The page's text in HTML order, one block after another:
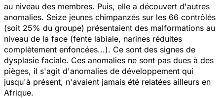
au niveau des membres. Puis, elle a découvert d'autres
anomalies. Seize jeunes chimpanzés sur les 66 contrôlés
(soit 25% du groupe) présentaient des malformations au
niveau de la face (fente labiale, narines réduites
complètement enfoncées...). Ce sont des signes de
dysplasie faciale. Ces anomalies ne sont pas dues à des
pièges, il s'agit d'anomalies de développement qui
jusqu'à présent, n'avaient jamais été relatées ailleurs en
Afrique.